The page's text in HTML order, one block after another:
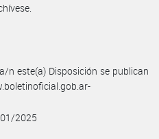
n este(a) Disposición se publican
2025